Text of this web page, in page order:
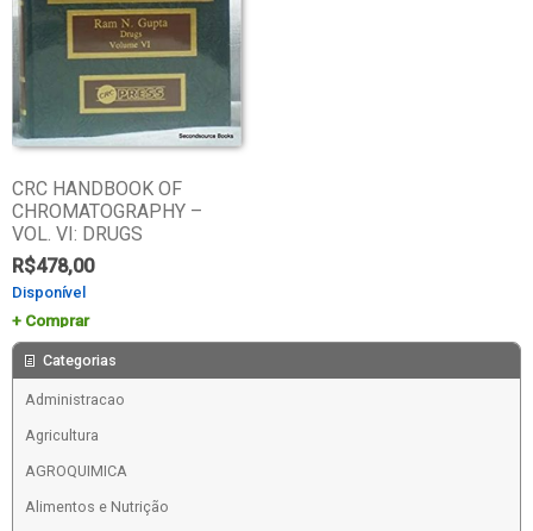
CRC HANDBOOK OF
CHROMATOGRAPHY –
VOL. VI: DRUGS
R$478,00
Disponível
Comprar
Categorias
Administracao
Agricultura
AGROQUIMICA
Alimentos e Nutrição